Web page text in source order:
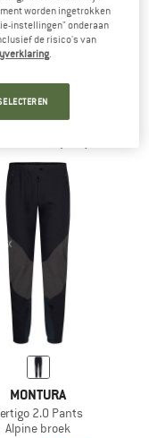
Makke Pant
Trekkingbroek
vanaf € 162,47
MONTURA
2.0 Pants
Alpine broek
worden ingetrokken
instellingen" onderaan
de risico's van
.